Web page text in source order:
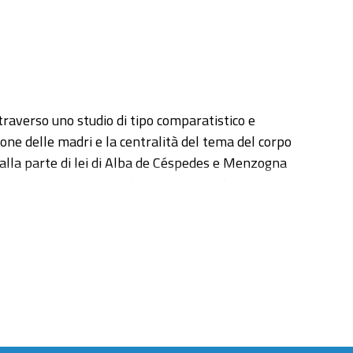
uno studio di tipo comparatistico e
delle madri e la centralità del tema del corpo
parte di lei di Alba de Céspedes e Menzogna
mettere in evidenza alcuni nuclei tematici
parte della tesi. Le opere di Ferrante
indicate da Ferrante stessa. Ho dunque
significative, allo sviluppo storico delle
rilevanti nella scrittura delle donne: il
oggetti e feticci che assolvono alla